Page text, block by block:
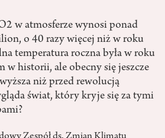
w atmosferze wynosi ponad
o 40 razy więcej niż w roku
temperatura roczna była w roku
w historii, ale obecny się jeszcze
niż przed rewolucją
świat, który kryje się za tymi